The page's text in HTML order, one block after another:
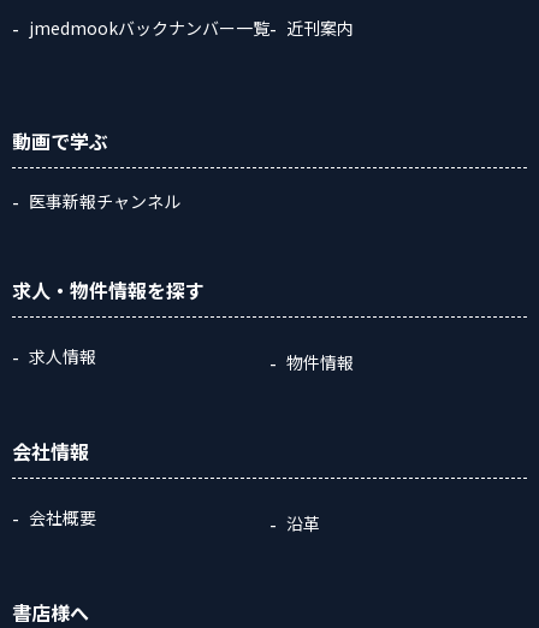
jmedmookバックナンバー一覧
近刊案内
動画で学ぶ
医事新報チャンネル
求人・物件情報を探す
求人情報 物件情報
会社情報
会社概要 沿革
書店様へ